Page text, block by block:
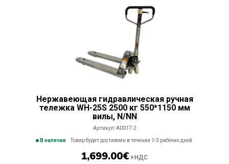
Нержавеющая гидравлическая ручная
тележка WH-25S 2500 кг 550*1150 мм
вилы, N/NN
Артикул:A0017-2
В наличии Товар будет доставлен в течении 1-3 рабочих дней.
1,699.00€ +НДС